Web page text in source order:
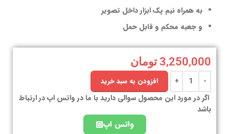
به همراه نیم پک ابزار داخل تصویر
و جعبه محکم و قابل حمل
3,250,000 تومان
افزودن به سبد خرید
اگر در مورد این محصول سوالی دارید با ما در واتس اپ در ارتباط
باشد
واتس اپ